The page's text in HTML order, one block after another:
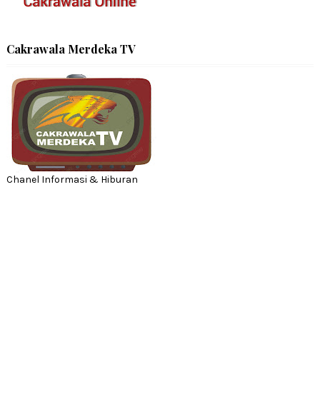
Cakrawala Merdeka TV
Chanel Informasi & Hiburan